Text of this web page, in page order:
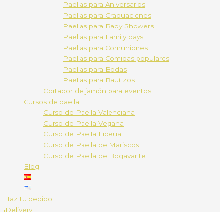
Paellas para Aniversarios
Paellas para Graduaciones
Paellas para Baby Showers
Paellas para Family days
Paellas para Comuniones
Paellas para Comidas populares
Paellas para Bodas
Paellas para Bautizos
Cortador de jamón para eventos
Cursos de paella
Curso de Paella Valenciana
Curso de Paella Vegana
Curso de Paella Fideuá
Curso de Paella de Mariscos
Curso de Paella de Bogavante
Blog
Haz tu pedido
¡Delivery!